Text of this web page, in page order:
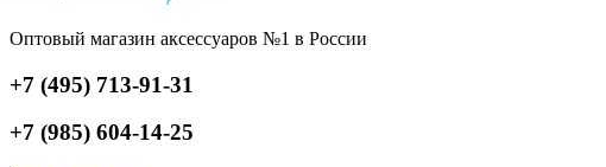
Оптовый магазин аксессуаров №1 в России
+7 (495) 713-91-31
+7 (985) 604-14-25